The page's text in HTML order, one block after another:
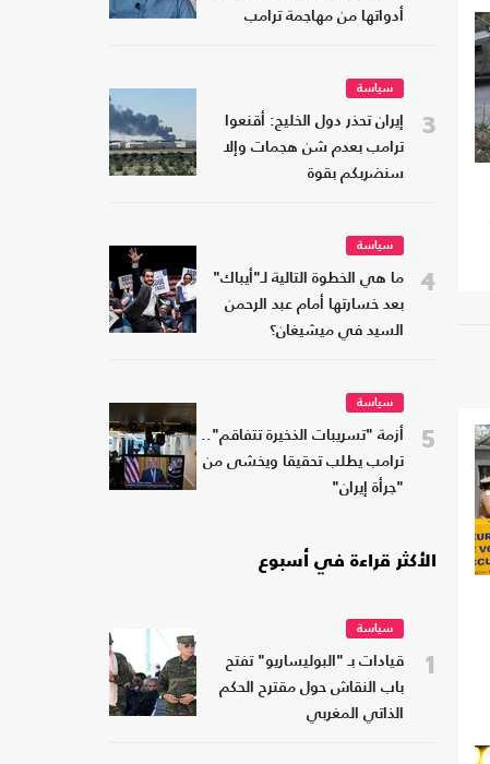
أدواتها من مهاجمة ترامب
3
سياسة
إيران تحذر دول الخليج: أقنعوا
ترامب بعدم شن هجمات وإلا
سنضربكم بقوة
4
سياسة
ما هي الخطوة التالية لـ"أيباك"
بعد خسارتها أمام عبد الرحمن
السيد في ميشيغان؟
5
سياسة
أزمة "تسريبات الذخيرة تتفاقم"..
ترامب يطلب تحقيقا ويخشى من
"جرأة إيران"
الأكثر قراءة في أسبوع
1
سياسة
قيادات بـ "البوليساريو" تفتح
باب النقاش حول مقترح الحكم
الذاتي المغربي